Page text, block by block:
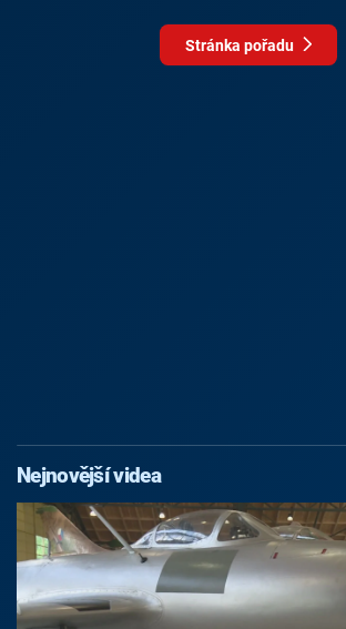
Stránka pořadu
Nejnovější videa